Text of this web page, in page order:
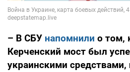
– В СБУ напомнили о том,
Керченский мост был
украинскими